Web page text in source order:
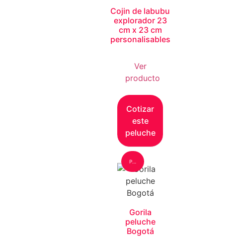
Cojin de labubu
explorador 23
cm x 23 cm
personalisables
Ver
producto
Cotizar
este
peluche
Peluche: Grande
Gorila
peluche
Bogotá